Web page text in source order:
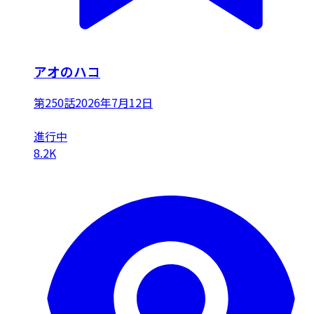
アオのハコ
第250話2026年7月12日
進行中
8.2K